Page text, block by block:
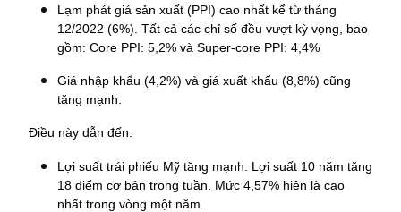
Lạm phát giá sản xuất (PPI) cao nhất kể từ tháng
12/2022 (6%). Tất cả các chỉ số đều vượt kỳ vọng, bao
gồm: Core PPI: 5,2% và Super-core PPI: 4,4%
Giá nhập khẩu (4,2%) và giá xuất khẩu (8,8%) cũng
tăng mạnh.
Điều này dẫn đến:
Lợi suất trái phiếu Mỹ tăng mạnh. Lợi suất 10 năm tăng
18 điểm cơ bản trong tuần. Mức 4,57% hiện là cao
nhất trong vòng một năm.